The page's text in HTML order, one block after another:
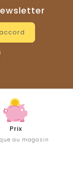
Prix
au magasin